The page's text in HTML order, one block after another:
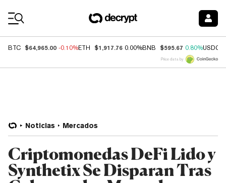
BTC $64,965.00 -0.10%ETH $1,917.76 0.00%BNB $595.67 0.80%USDC
Price data by
Noticias Mercados
Criptomonedas DeFi Lido y
Synthetix Se Disparan Tras